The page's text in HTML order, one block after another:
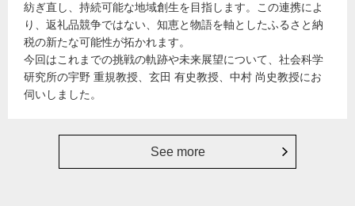
紡ぎ直し、持続可能な地域創生を目指します。この連携によ
り、返礼品競争ではない、知恵と物語を軸としたふるさと納
税の新たな可能性が拓かれます。
今回はこれまでの挑戦の軌跡や未来展望について、社会科学
研究所の宇野 重規教授、玄田 有史教授、中村 尚史教授にお
伺いしました。
See more